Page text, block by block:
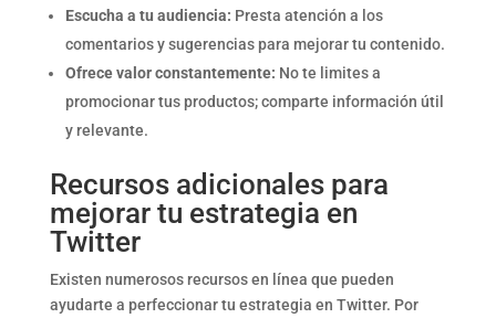
Escucha a tu audiencia: Presta atención a los
comentarios y sugerencias para mejorar tu contenido.
Ofrece valor constantemente: No te limites a
promocionar tus productos; comparte información útil
y relevante.
Recursos adicionales para
mejorar tu estrategia en
Twitter
Existen numerosos recursos en línea que pueden
ayudarte a perfeccionar tu estrategia en Twitter. Por